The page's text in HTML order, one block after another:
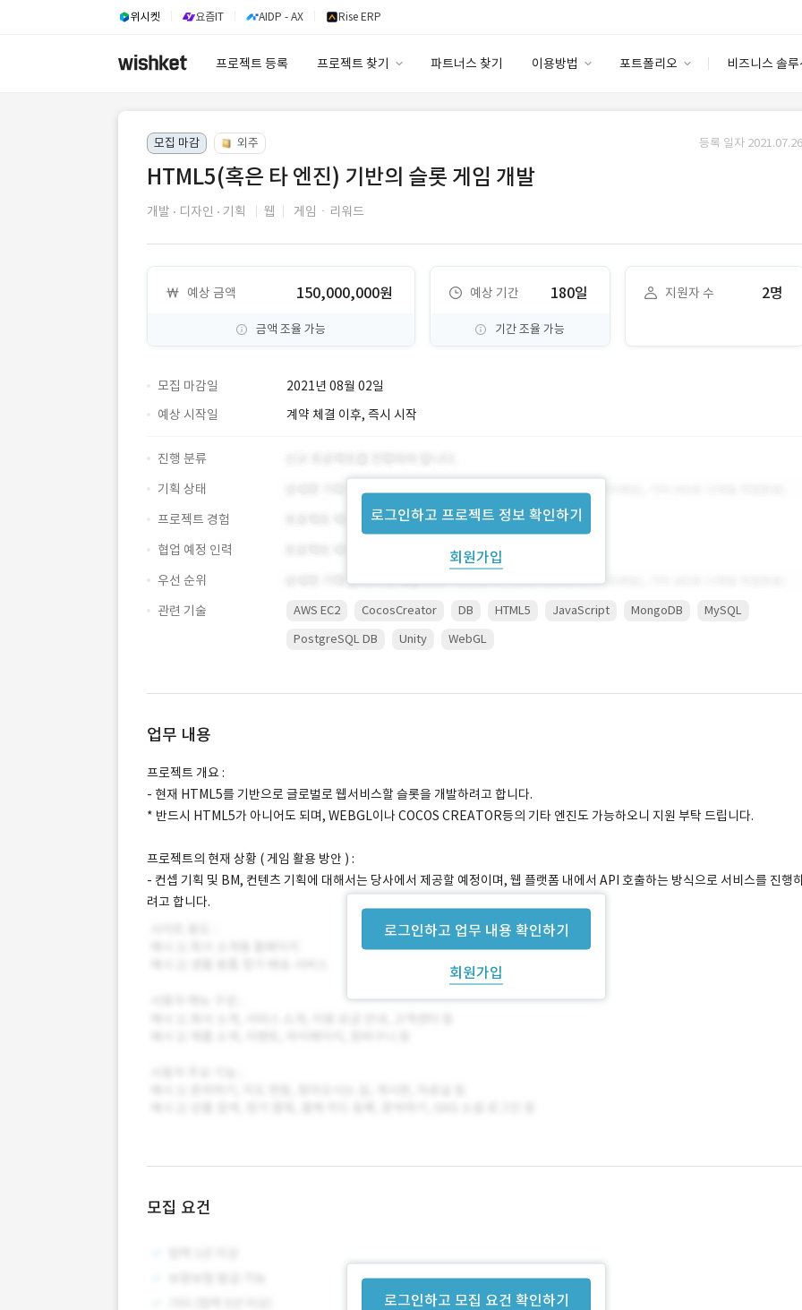
위시켓 요즘IT AIDP - AX Rise ERP
프로젝트 등록 프로젝트 찾기 파트너스 찾기 이용방법 포트폴리오 비즈니스 솔
이용요금
고객센터
안심 코드 케어
모집 마감 외주 등록 일자
HTML5(혹은 타 엔진) 기반의 슬롯 게임 개발
개발 디자인 기획 웹 게임ㆍ리워드
예상 금액 150,000,000원
금액 조율 가능
예상 기간 180일
기간 조율 가능
지원자 수 2명
모집 마감일 2021년 08월 02일
로그인하고 프로젝트 정보 확인하기
회원가입
예상 시작일 계약 체결 이후, 즉시 시작
진행 분류
기획 상태
프로젝트 경험
협업 예정 인력
우선 순위
관련 기술
AWS EC2 CocosCreator DB HTML5 JavaScript MongoDB
MySQL
PostgreSQL DB
Unity WebGL
업무 내용
로그인하고 업무 내용 확인하기
회원가입
프로젝트 개요 :
- 현재 HTML5를 기반으로 글로벌로 웹서비스할 슬롯을 개발하려고 합니다.
* 반드시 HTML5가 아니어도 되며, WEBGL이나 COCOS CREATOR등의 기타 엔진도 가능하오니 지원 부탁 드립니다.
프로젝트의 현재 상황 ( 게임 활용 방안 ) :
- 컨셉 기획 및 BM, 컨텐츠 기획에 대해서는 당사에서 제공할 예정이며, 웹 플랫폼 내에서 API 호출하는 방식으로 서비스를 진행
려고 합니다.
모집 요건
로그인하고 모집 요건 확인하기